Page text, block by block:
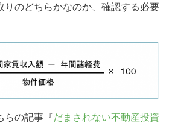
りのどちらかなのか、確認する必要
らの記事『だまされない不動産投資